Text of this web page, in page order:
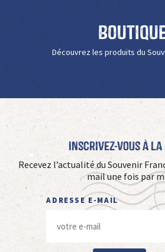
Découvrez les produits du
Inscrivez-vous à
Recevez l’actualité du Souvenir
mail une fois par
ADRESSE E-MAIL